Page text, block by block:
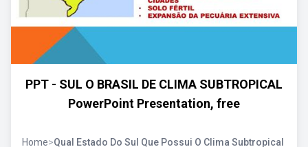
PPT - SUL O BRASIL DE CLIMA SUBTROPICAL
PowerPoint Presentation, free
Home>Qual Estado Do Sul Que Possui O Clima Subtropical